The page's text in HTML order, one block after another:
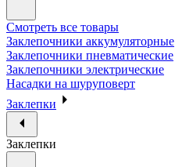
Смотреть все товары
Заклепочники аккумуляторные
Заклепочники пневматические
Заклепочники электрические
Насадки на шуруповерт
Заклепки
Заклепки